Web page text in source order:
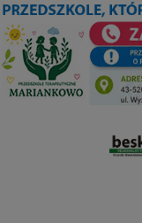
Przejdź
do
treści